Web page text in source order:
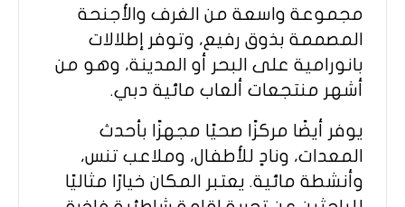
مجموعة واسعة من الغرف والأجنحة
المصممة بذوق رفيع، وتوفر إطلالات
بانورامية على البحر أو المدينة، وهو من
أشهر منتجعات ألعاب مائية دبي.
يوفر أيضًا مركزًا صحيًا مجهزًا بأحدث
المعدات، ونادٍ للأطفال، وملاعب تنس،
وأنشطة مائية. يعتبر المكان خيارًا مثاليًا